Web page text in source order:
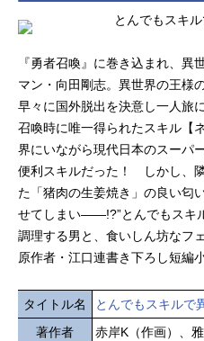
『勇者召喚』に巻き込まれ、異
マン・向田剛志。異世界の王様
早々に国外脱出を決意し一人旅
召喚時に唯一得られたスキル【
界にいながら現代日本のスーパ
便利スキルだった！ しかし、
た「猪肉の生姜焼き」の良い匂
せてしまい――!?”とんでもスキ
調理する男と、食いしん坊なフ
原作者・江口連書き下ろし短編
タイトル名
とんでもスキルで
著作者
赤岸K（作画）、